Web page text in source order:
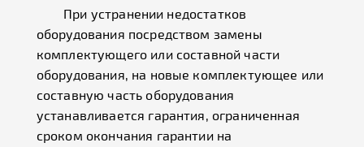
При устранении недостатков
оборудования посредством замены
комплектующего или составной части
оборудования, на новые комплектующее или
составную часть оборудования
устанавливается гарантия, ограниченная
сроком окончания гарантии на